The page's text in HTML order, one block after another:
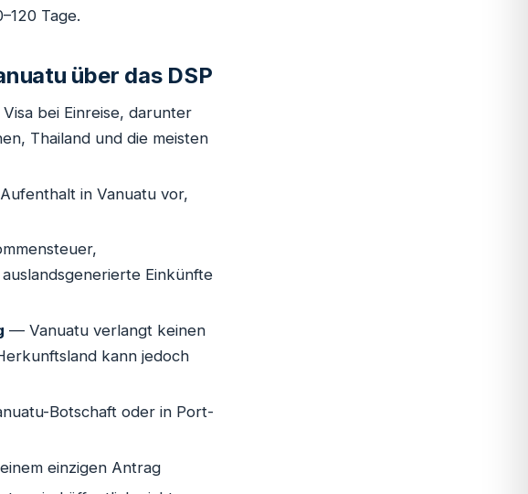
Tage.
über das DSP
bei Einreise, darunter
Thailand und die meisten
in Vanuatu vor,
Einkünfte
— Vanuatu verlangt keinen
kann jedoch
Botschaft oder in Port-
einzigen Antrag